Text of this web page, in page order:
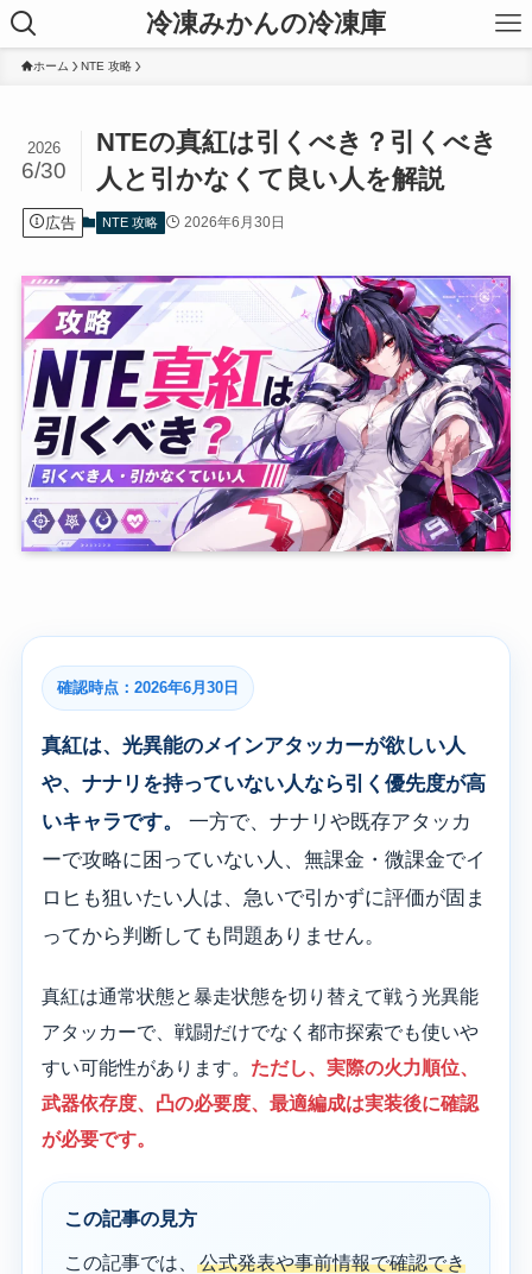
冷凍みかんの冷凍庫
ホーム NTE 攻略
NTEの真紅は引くべき？引くべき
人と引かなくて良い人を解説
2026
6/30
広告 NTE 攻略 2026年6月30日
確認時点：2026年6月30日
真紅は、光異能のメインアタッカーが欲しい人
や、ナナリを持っていない人なら引く優先度が高
いキャラです。
一方で、ナナリや既存アタッカ
ーで攻略に困っていない人、無課金・微課金でイ
ロヒも狙いたい人は、急いで引かずに評価が固ま
ってから判断しても問題ありません。
真紅は通常状態と暴走状態を切り替えて戦う光異能
アタッカーで、戦闘だけでなく都市探索でも使いや
すい可能性があります。 ただし、実際の火力順位、
武器依存度、凸の必要度、最適編成は実装後に確認
が必要です。
この記事の見方
この記事では、
公式発表や事前情報で確認でき